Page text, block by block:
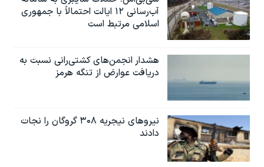
نرگس محمدی برنده جایزه نوبل صلح
سفر پرزیدنت ترامپ به چین
آب‌رسانی ۱۲ ایالت احتمالاً با جمهوری
اسلامی مرتبط است
هشدار انجمن‌های کشتی‌رانی نسبت به
دریافت عوارض از تنگه هرمز
نیروهای نیجریه‌ ۳۰۸ گروگان را نجات
دادند